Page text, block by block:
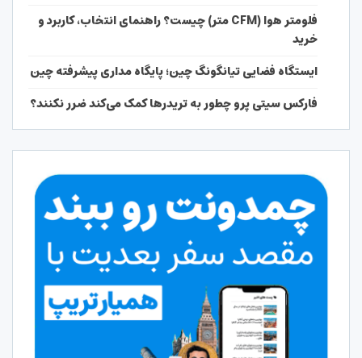
فلومتر هوا (CFM متر) چیست؟ راهنمای انتخاب، کاربرد و
خرید
ایستگاه فضایی تیانگونگ چین؛ پایگاه مداری پیشرفته چین
فارکس سیتی پرو چطور به تریدرها کمک می‌کند ضرر نکنند؟